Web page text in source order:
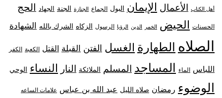
أهل الكتاب الأعمال الإيمان البول الجماع الجنازة الجنة الجهاد الحج
الحسنات الحيض الخمر الدين الرؤيا الرسول الزكاه الشرك بالله الشهادة
الصلاه الطهارة الغسل الفتن القبلة القتل الكعبة الكفر
اللباس الماء المساجد المسلم الملائكة النار النساء الوحي
الوضوء رمضان صلاه الليل عبد الله بن عباس علامات الساعه